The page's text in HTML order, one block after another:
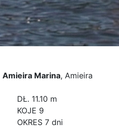
Amieira Marina, Amieira
DŁ. 11.10 m
KOJE 9
OKRES 7 dni